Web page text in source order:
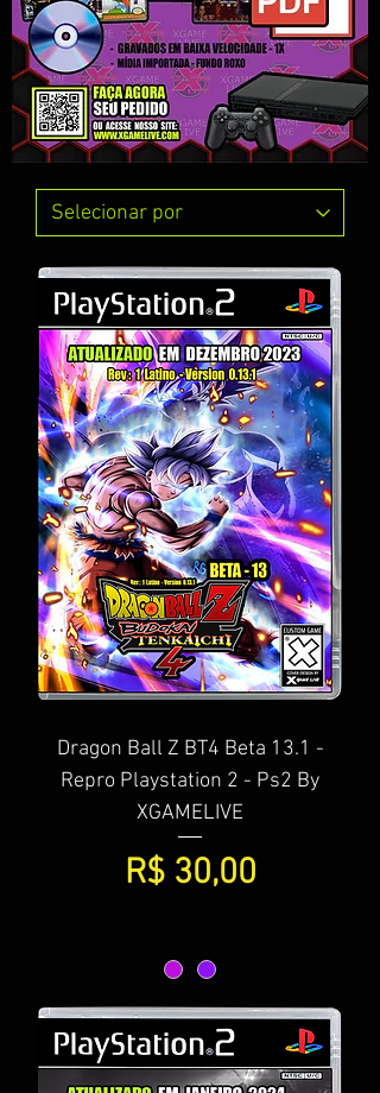
Dragon Ball Z BT4 Beta 13.1 -
Repro Playstation 2 - Ps2 By
XGAMELIVE
Preço
R$ 30,00